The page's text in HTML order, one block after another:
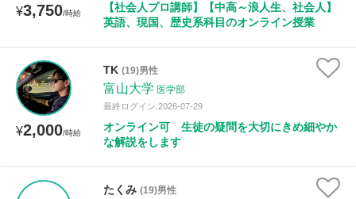
¥3,750/時給
【社会人プロ講師】【中高～浪人生、社会人】
英語、現国、歴史系科目のオンライン授業
¥2,000/時給
TK (19)男性
富山大学 医学部
最終ログイン:2026-07-29
オンライン可 生徒の疑問を大切にきめ細やか
な解説をします
たくみ (19)男性